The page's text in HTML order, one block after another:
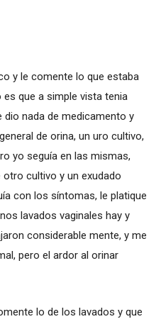
y le comente lo que estaba
que a simple vista tenia
nada de medicamento y
de orina, un uro cultivo,
yo seguía en las mismas,
cultivo y un exudado
con los síntomas, le platique
lavados vaginales hay y
considerable mente, y me
pero el ardor al orinar
lo de los lavados y que